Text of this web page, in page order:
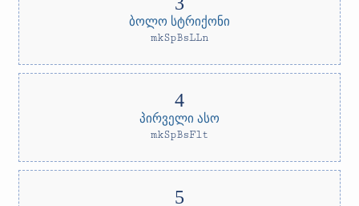
ბოლო სტრიქონი
mkSpBsLLn
პირველი ასო
mkSpBsFlt